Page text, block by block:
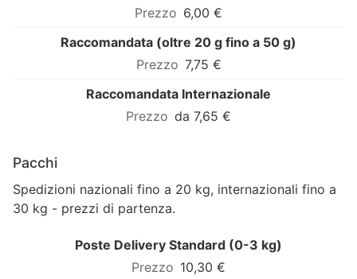
6,00 €
Raccomandata (oltre 20 g fino a 50 g)
7,75 €
Raccomandata Internazionale
da 7,65 €
Pacchi
Spedizioni nazionali fino a 20 kg, internazionali fino a
30 kg - prezzi di partenza.
Poste Delivery Standard (0-3 kg)
10,30 €